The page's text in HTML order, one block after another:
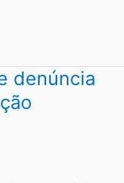
denúncia